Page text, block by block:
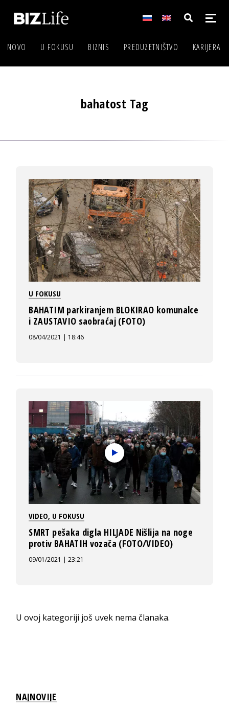
NOVO U FOKUSU BIZNIS PREDUZETNIŠTVO KARIJERA
bahatost Tag
U FOKUSU
BAHATIM parkiranjem BLOKIRAO komunalce
i ZAUSTAVIO saobraćaj (FOTO)
08/04/2021 | 18:46
VIDEO, U FOKUSU
SMRT pešaka digla HILJADE Nišlija na noge
protiv BAHATIH vozača (FOTO/VIDEO)
09/01/2021 | 23:21
U ovoj kategoriji još uvek nema članaka.
NAJNOVIJE